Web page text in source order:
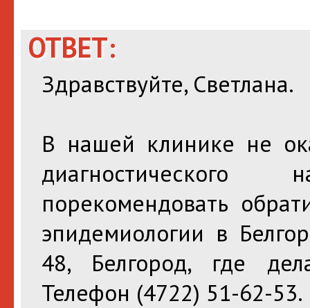
ОТВЕТ:
Здравствуйте, Светлана.
В нашей клинике не
порекомендовать
эпидемиологии в
48, Белгород, где
Телефон (4722) 51-62-53.